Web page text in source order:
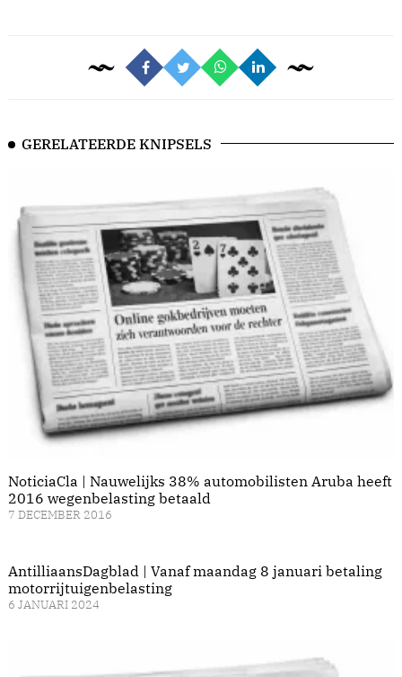
GERELATEERDE KNIPSELS
NoticiaCla | Nauwelijks 38% automobilisten Aruba heeft
2016 wegenbelasting betaald
7 DECEMBER 2016
AntilliaansDagblad | Vanaf maandag 8 januari betaling
motorrijtuigenbelasting
6 JANUARI 2024